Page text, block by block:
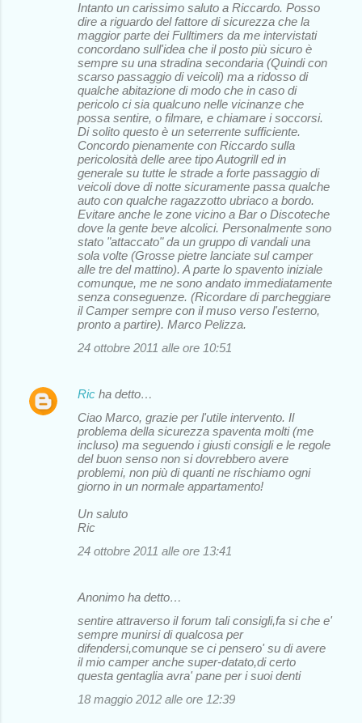
Intanto un carissimo saluto a Riccardo. Posso
dire a riguardo del fattore di sicurezza che la
maggior parte dei Fulltimers da me intervistati
concordano sull'idea che il posto più sicuro è
sempre su una stradina secondaria (Quindi con
scarso passaggio di veicoli) ma a ridosso di
qualche abitazione di modo che in caso di
pericolo ci sia qualcuno nelle vicinanze che
possa sentire, o filmare, e chiamare i soccorsi.
Di solito questo è un seterrente sufficiente.
Concordo pienamente con Riccardo sulla
pericolosità delle aree tipo Autogrill ed in
generale su tutte le strade a forte passaggio di
veicoli dove di notte sicuramente passa qualche
auto con qualche ragazzotto ubriaco a bordo.
Evitare anche le zone vicino a Bar o Discoteche
dove la gente beve alcolici. Personalmente sono
stato "attaccato" da un gruppo di vandali una
sola volte (Grosse pietre lanciate sul camper
alle tre del mattino). A parte lo spavento iniziale
comunque, me ne sono andato immediatamente
senza conseguenze. (Ricordare di parcheggiare
il Camper sempre con il muso verso l'esterno,
pronto a partire). Marco Pelizza.
24 ottobre 2011 alle ore 10:51
Ric ha detto…
Ciao Marco, grazie per l'utile intervento. Il
problema della sicurezza spaventa molti (me
incluso) ma seguendo i giusti consigli e le regole
del buon senso non si dovrebbero avere
problemi, non più di quanti ne rischiamo ogni
giorno in un normale appartamento!
Un saluto
Ric
24 ottobre 2011 alle ore 13:41
Anonimo ha detto…
sentire attraverso il forum tali consigli,fa si che e'
sempre munirsi di qualcosa per
difendersi,comunque se ci pensero' su di avere
il mio camper anche super-datato,di certo
questa gentaglia avra' pane per i suoi denti
18 maggio 2012 alle ore 12:39